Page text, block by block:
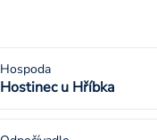
Hospoda
Hostinec u Hříbka